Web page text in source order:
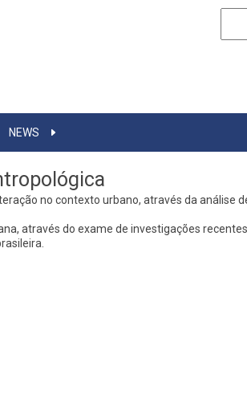
NEWS
no contexto urbano, através da análise
através do exame de investigações